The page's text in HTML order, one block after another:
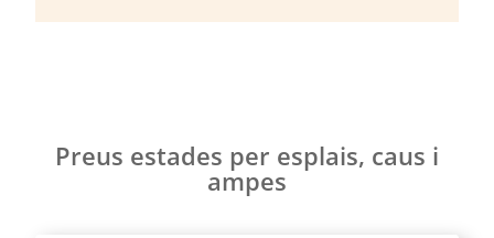
Preus estades per esplais, caus i
ampes